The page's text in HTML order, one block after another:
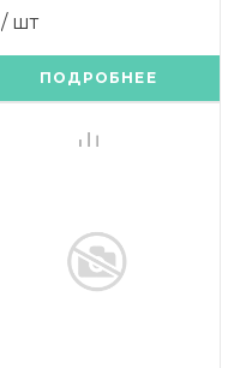
/ шт
ПОДРОБНЕЕ